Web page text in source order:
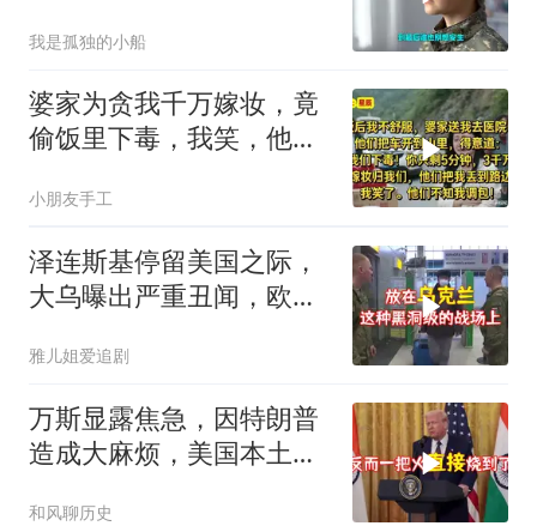
我是孤独的小船
婆家为贪我千万嫁妆，竟
偷饭里下毒，我笑，他们
小朋友手工
泽连斯基停留美国之际，
大乌曝出严重丑闻，欧洲
雅儿姐爱追剧
万斯显露焦急，因特朗普
造成大麻烦，美国本土有
和风聊历史